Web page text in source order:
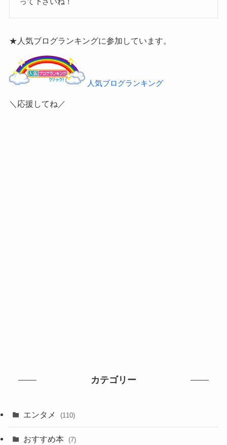
★人気ブログランキングに参加しています。
人気ブログランキング
＼応援してね／
カテゴリー
エンタメ (110)
おすすめ本 (7)